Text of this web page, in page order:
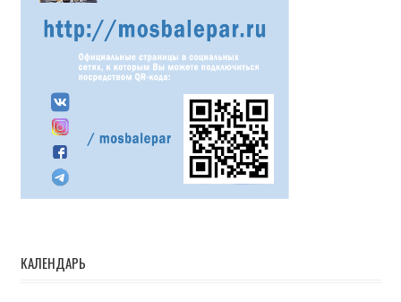
КАЛЕНДАРЬ